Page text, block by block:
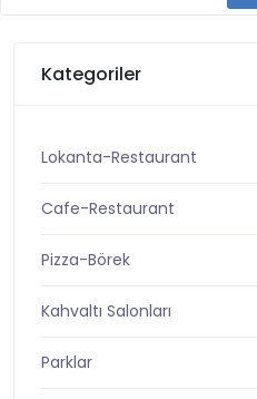
Kategoriler
Lokanta-Restaurant
Cafe-Restaurant
Pizza-Börek
Kahvaltı Salonları
Parklar